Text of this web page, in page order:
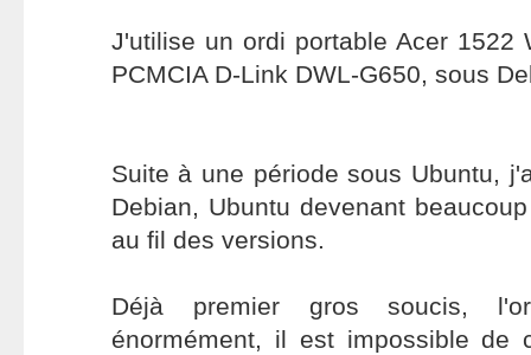
J'utilise un ordi portable Acer 1522
PCMCIA D-Link DWL-G650, sous
Suite à une période sous Ubuntu,
Debian, Ubuntu devenant
au fil des versions.
Déjà premier gros soucis,
énormément, il est impossible de